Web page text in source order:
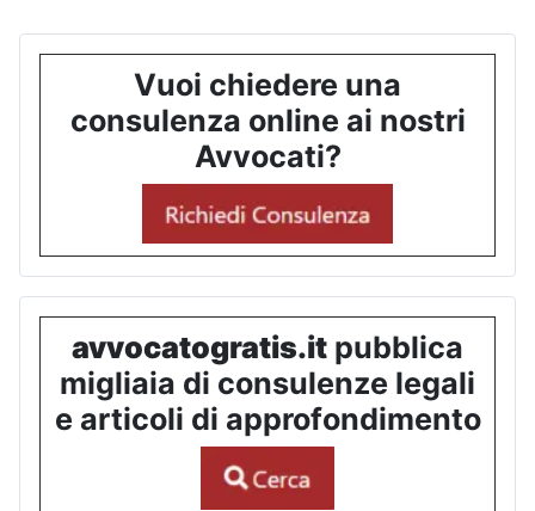
Vuoi chiedere una
consulenza online ai nostri
Avvocati?
avvocatogratis.it pubblica
migliaia di consulenze legali
e articoli di approfondimento